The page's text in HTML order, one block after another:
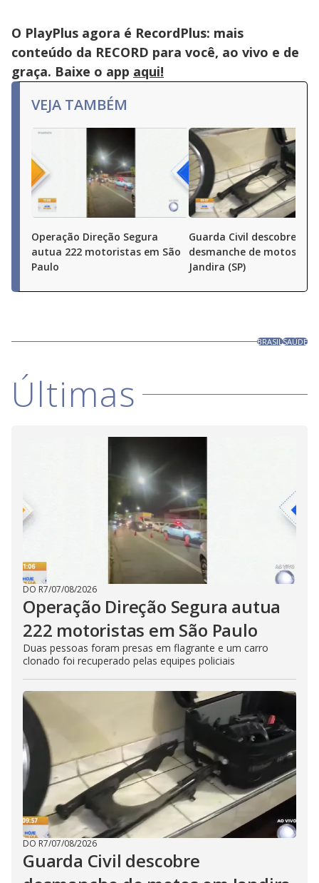
O PlayPlus agora é RecordPlus: mais
conteúdo da RECORD para você, ao vivo e de
graça. Baixe o app aqui!
VEJA TAMBÉM
Operação Direção Segura
autua 222 motoristas em São
Paulo
Guarda Civil descobre
desmanche de motos em
Jandira (SP)
BRASILSAÚDE
Últimas
DO R7/07/08/2026
Operação Direção Segura autua
222 motoristas em São Paulo
Duas pessoas foram presas em flagrante e um carro
clonado foi recuperado pelas equipes policiais
DO R7/07/08/2026
Guarda Civil descobre